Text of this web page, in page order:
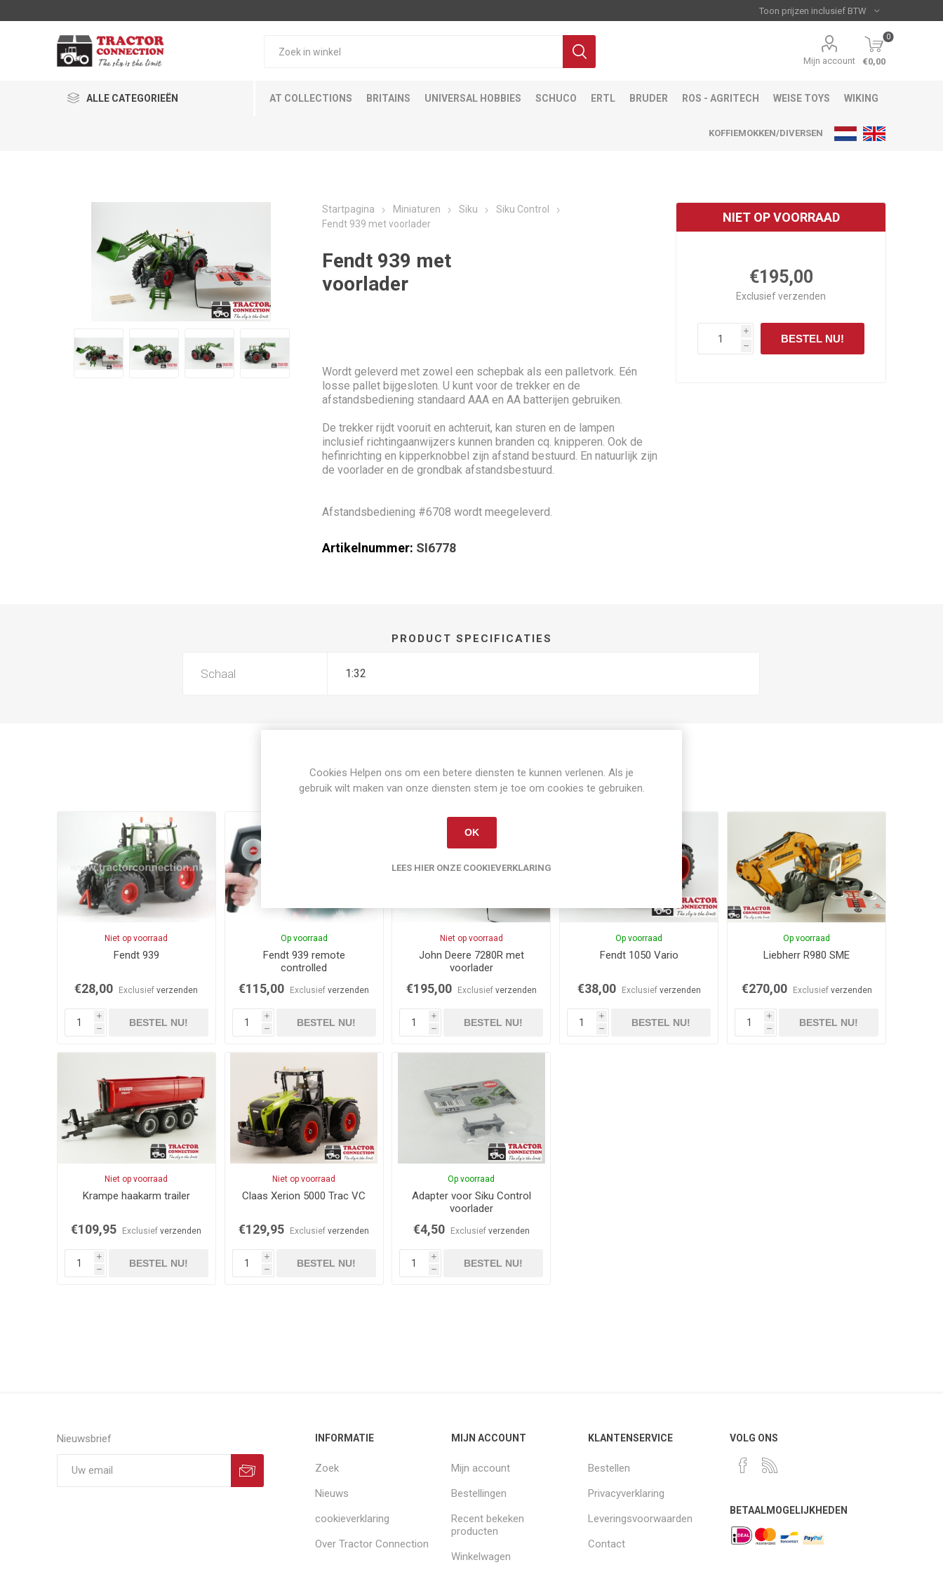
Mijn account
0
€0,00
ALLE CATEGORIEËN AT COLLECTIONS BRITAINS UNIVERSAL HOBBIES SCHUCO ERTL BRUDER ROS - AGRITECH WEISE TOYS WIKING
KOFFIEMOKKEN/DIVERSEN
Startpagina Miniaturen Siku
Siku Control
Fendt 939 met voorlader
Fendt 939 met
voorlader
Wordt geleverd met zowel een schepbak als een palletvork. Eén
losse pallet bijgesloten. U kunt voor de trekker en de
afstandsbediening standaard AAA en AA batterijen gebruiken.
De trekker rijdt vooruit en achteruit, kan sturen en de lampen
inclusief richtingaanwijzers kunnen branden cq. knipperen. Ook de
hefinrichting en kipperknobbel zijn afstand bestuurd. En natuurlijk zijn
de voorlader en de grondbak afstandsbestuurd.
Afstandsbediening #6708 wordt meegeleverd.
Artikelnummer: SI6778
NIET OP VOORRAAD
€195,00
Exclusiefverzenden
i
h
BESTEL NU!
PRODUCT SPECIFICATIES
Schaal 1:32
Gerelateerde producten
Niet op voorraad
Fendt 939
€28,00 Exclusiefverzenden
i
h
BESTEL NU!
Op voorraad
Fendt 939 remote
controlled
€115,00 Exclusiefverzenden
i
h
BESTEL NU!
Niet op voorraad
John Deere 7280R met
voorlader
€195,00 Exclusief verzenden
i
h
BESTEL NU!
Op voorraad
Fendt 1050 Vario
€38,00 Exclusief verzenden
i
h
BESTEL NU!
Op voorraad
Liebherr R980 SME
€270,00 Exclusief verzenden
i
h
BESTEL NU!
Niet op voorraad
Krampe haakarm trailer
€109,95 Exclusiefverzenden
i
h
BESTEL NU!
Niet op voorraad
Claas Xerion 5000 Trac VC
€129,95 Exclusiefverzenden
i
h
BESTEL NU!
Op voorraad
Adapter voor Siku Control
voorlader
€4,50 Exclusief verzenden
i
h
BESTEL NU!
Nieuwsbrief INFORMATIE
Zoek
Nieuws
cookieverklaring
Over Tractor Connection
MIJN ACCOUNT
Mijn account
Bestellingen
Recent bekeken
producten
Winkelwagen
KLANTENSERVICE
Bestellen
Privacyverklaring
Leveringsvoorwaarden
Contact
VOLG ONS
BETAALMOGELIJKHEDEN
Cookies Helpen ons om een betere diensten te kunnen verlenen. Als je
gebruik wilt maken van onze diensten stem je toe om cookies te gebruiken.
OK
LEES HIER ONZE COOKIEVERKLARING